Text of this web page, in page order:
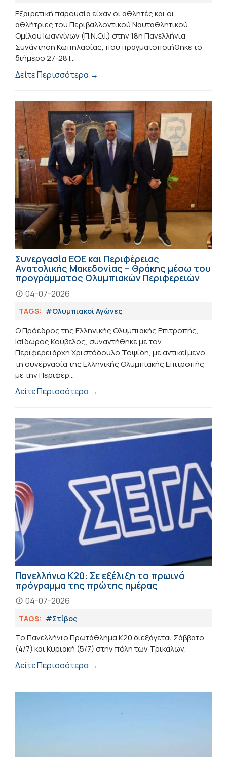
Εξαιρετική παρουσία είχαν οι αθλητές και οι
αθλήτριες του Περιβαλλοντικού Ναυταθλητικού
Ομίλου Ιωαννίνων (Π.Ν.Ο.Ι.) στην 18η Πανελλήνια
Συνάντηση Κωπηλασίας, που πραγματοποιήθηκε το
διήμερο 27-28 Ι...
Δείτε Περισσότερα →
Συνεργασία ΕΟΕ και Περιφέρειας
Ανατολικής Μακεδονίας – Θράκης μέσω του
προγράμματος Ολυμπιακών Περιφερειών
04-07-2026
TAGS: #Ολυμπιακοί Αγώνες
Ο Πρόεδρος της Ελληνικής Ολυμπιακής Επιτροπής,
Ισίδωρος Κούβελος, συναντήθηκε με τον
Περιφερειάρχη Χριστόδουλο Τοψίδη, με αντικείμενο
τη συνεργασία της Ελληνικής Ολυμπιακής Επιτροπής
με την Περιφέρ...
Δείτε Περισσότερα →
Πανελλήνιο Κ20: Σε εξέλιξη το πρωινό
πρόγραμμα της πρώτης ημέρας
04-07-2026
TAGS: #Στίβος
Το Πανελλήνιο Πρωτάθλημα Κ20 διεξάγεται Σάββατο
(4/7) και Κυριακή (5/7) στην πόλη των Τρικάλων.
Δείτε Περισσότερα →